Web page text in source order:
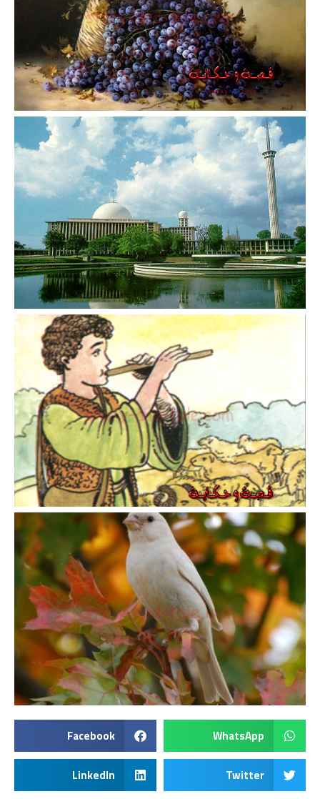
WhatsApp
Facebook
Twitter
LinkedIn